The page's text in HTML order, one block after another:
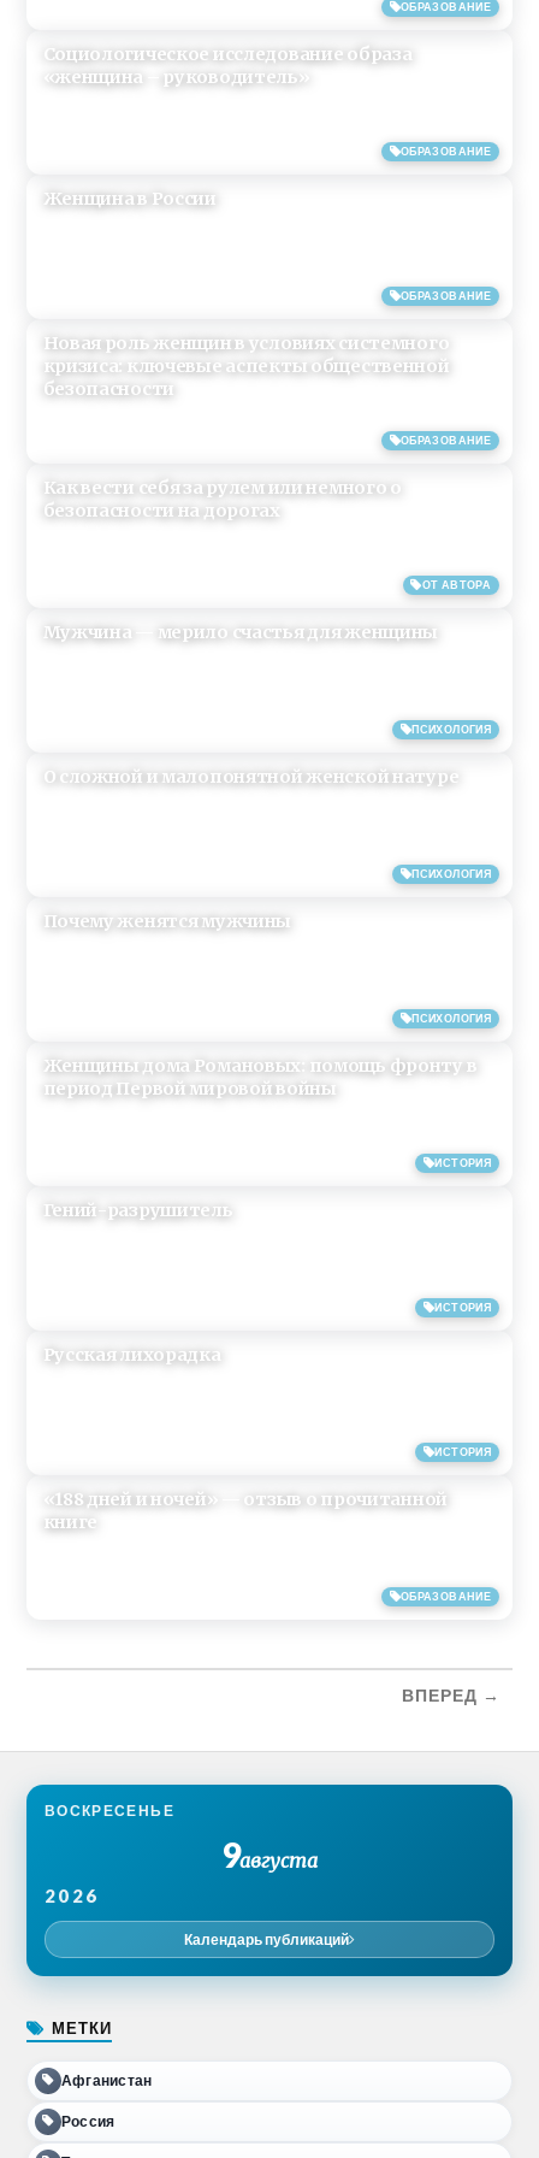
ОБРАЗОВАНИЕ
ОБРАЗОВАНИЕ
Социологическое исследование образа
«женщина – руководитель»
ОБРАЗОВАНИЕ
Женщина в России
ОБРАЗОВАНИЕ
Новая роль женщин в условиях системного
кризиса: ключевые аспекты общественной
безопасности
ОТ АВТОРА
Как вести себя за рулем или немного о
безопасности на дорогах
ПСИХОЛОГИЯ
Mужчина — мерило счастья для женщины
ПСИХОЛОГИЯ
О сложной и малопонятной женской натуре
ПСИХОЛОГИЯ
Почему женятся мужчины
ИСТОРИЯ
Женщины дома Романовых: помощь фронту в
период Первой мировой войны
ИСТОРИЯ
Гений-разрушитель
ИСТОРИЯ
Русская лихорадка
ОБРАЗОВАНИЕ
«188 дней и ночей» — отзыв о прочитанной
книге
ВПЕРЕД →
ВОСКРЕСЕНЬЕ
9августа
2026
Календарь публикаций
МЕТКИ
Афганистан
Россия